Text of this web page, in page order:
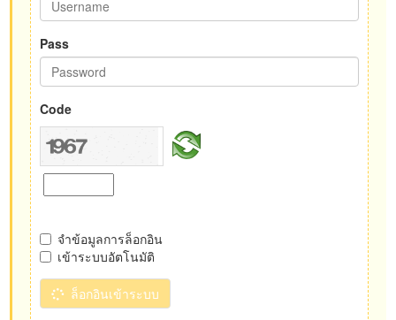
Pass
Code
จำข้อมูลการล็อกอิน
เข้าระบบอัตโนมัติ
ล็อกอินเข้าระบบ